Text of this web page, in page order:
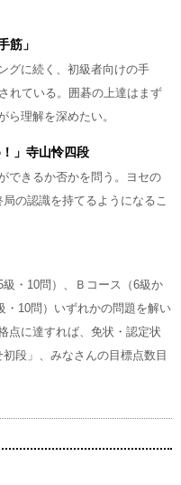
筋」
グに続く、初級者向けの手
れている。囲碁の上達はまず
ら理解を深めたい。
！」寺山怜四段
できるか否かを問う。ヨセの
の認識を持てるようになるこ
・10問）、Ｂコース（6級か
・10問）いずれかの問題を解い
点に達すれば、免状・認定状
段」、みなさんの目標点数目